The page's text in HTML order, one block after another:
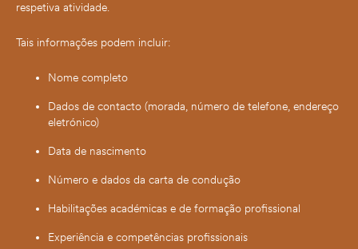
respetiva atividade.
Tais informações podem incluir:
Nome completo
Dados de contacto (morada, número de telefone, endereço
eletrónico)
Data de nascimento
Número e dados da carta de condução
Habilitações académicas e de formação profissional
Experiência e competências profissionais